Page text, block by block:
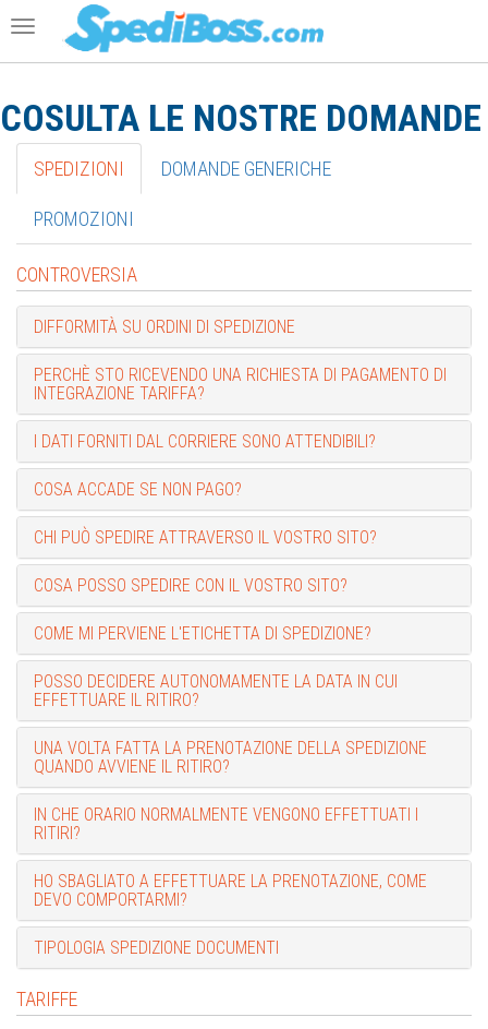
Toggle
navigation
COSULTA LE NOSTRE
SPEDIZIONI DOMANDE GENERICHE
PROMOZIONI
CONTROVERSIA
DIFFORMITÀ SU ORDINI DI SPEDIZIONE
PERCHÈ STO RICEVENDO UNA RICHIESTA DI PAGAMENTO DI
INTEGRAZIONE TARIFFA?
I DATI FORNITI DAL CORRIERE SONO ATTENDIBILI?
COSA ACCADE SE NON PAGO?
CHI PUÒ SPEDIRE ATTRAVERSO IL VOSTRO SITO?
COSA POSSO SPEDIRE CON IL VOSTRO SITO?
COME MI PERVIENE L'ETICHETTA DI SPEDIZIONE?
POSSO DECIDERE AUTONOMAMENTE LA DATA IN CUI
EFFETTUARE IL RITIRO?
UNA VOLTA FATTA LA PRENOTAZIONE DELLA SPEDIZIONE
QUANDO AVVIENE IL RITIRO?
IN CHE ORARIO NORMALMENTE VENGONO EFFETTUATI I
RITIRI?
HO SBAGLIATO A EFFETTUARE LA PRENOTAZIONE, COME
DEVO COMPORTARMI?
TIPOLOGIA SPEDIZIONE DOCUMENTI
TARIFFE